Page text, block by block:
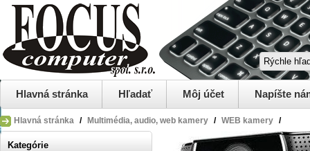
Hlavná stránka Hľadať Môj účet Napíšte
Hlavná stránka / Multimédia, audio, web kamery / WEB kamery /
Kategórie